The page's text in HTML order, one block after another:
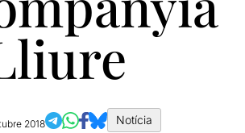
2018 Notícia